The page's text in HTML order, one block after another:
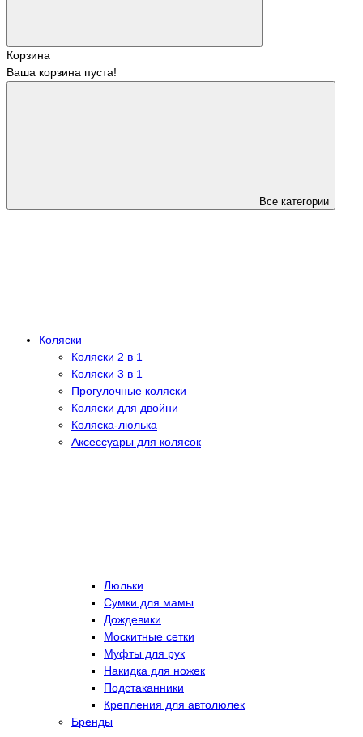
Корзина
Ваша корзина пуста!
Все категории
Коляски
Коляски 2 в 1
Коляски 3 в 1
Прогулочные коляски
Коляски для двойни
Коляска-люлька
Аксессуары для колясок
Люльки
Сумки для мамы
Дождевики
Москитные сетки
Муфты для рук
Накидка для ножек
Подстаканники
Крепления для автолюлек
Бренды